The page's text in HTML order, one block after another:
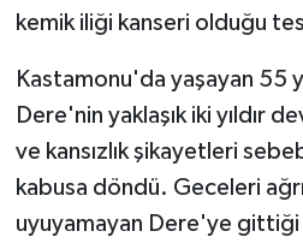
kemik iliği kanseri olduğu
Kastamonu'da yaşayan 55
Dere'nin yaklaşık iki yıldır
ve kansızlık şikayetleri
kabusa döndü. Geceleri
uyuyamayan Dere'ye